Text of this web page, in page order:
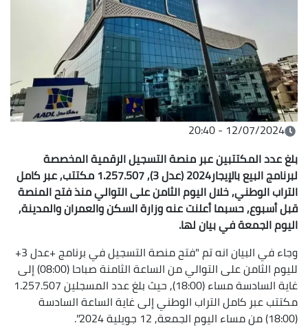
12/07/2024 - 20:40
بلغ عدد المكتتبين عبر منصة التسجيل الرقمية المخصصة
لبرنامج البيع بالإيجار2024 (عدل 3), 1.257.507 مكتتب, عبر كامل
التراب الوطني, خلال اليوم الثامن على التوالي منذ فتح المنصة
قبل أسبوع, حسبما أعلنت عنه وزارة السكن والعمران والمدينة,
اليوم الجمعة في بيان لها.
وجاء في البيان انه تم "فتح منصة التسجيل في برنامج +عدل 3+
لليوم الثامن على التوالي من الساعة الثامنة صباحا (08:00) إلى
غاية السادسة مساء (18:00), حيث بلغ عدد المسجلين 1.257.507
مكتتب عبر كامل التراب الوطني إلى غاية الساعة السادسة